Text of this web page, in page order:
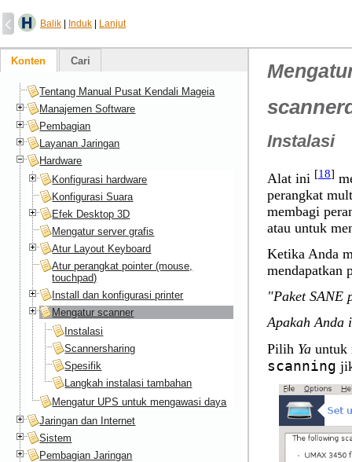
Balik Induk Lanjut
Instalasi
Alat ini [18]
perangkat
membagi
atau untuk
Ketika Anda
mendapatkan
"Paket SANE
Apakah Anda
Pilih Ya untuk
scanning
Konten Cari
Tentang Manual Pusat Kendali Mageia
Manajemen Software
Pembagian
Layanan Jaringan
Hardware
Konfigurasi hardware
Konfigurasi Suara
Efek Desktop 3D
Mengatur server grafis
Atur Layout Keyboard
Atur perangkat pointer (mouse,
touchpad)
Install dan konfigurasi printer
Mengatur scanner
Instalasi
Scannersharing
Spesifik
Langkah instalasi tambahan
Mengatur UPS untuk mengawasi daya
Jaringan dan Internet
Sistem
Pembagian Jaringan